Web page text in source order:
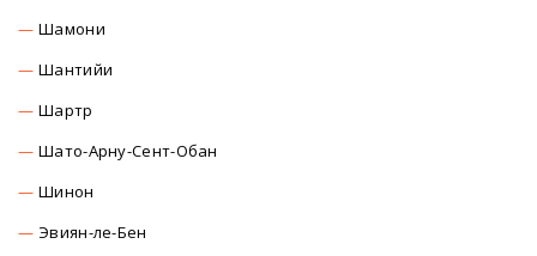
Шамони
Шантийи
Шартр
Шато-Арну-Сент-Обан
Шинон
Эвиян-ле-Бен